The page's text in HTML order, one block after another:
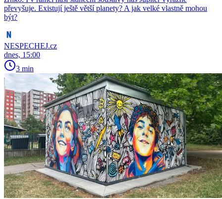
převyšuje. Existují ještě větší planety? A jak velké vlastně mohou
být?
NESPECHEJ.cz
dnes, 15:00
3 min